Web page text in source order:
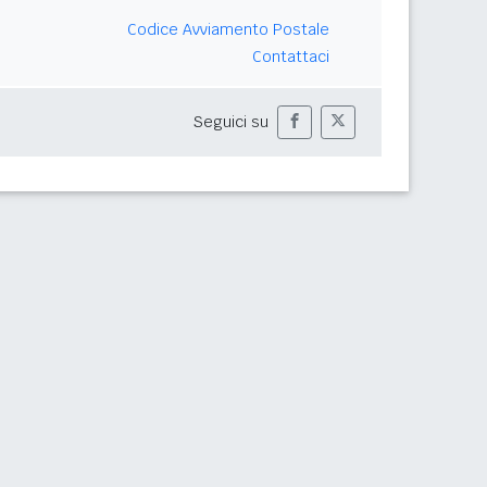
Codice Avviamento Postale
Contattaci
Seguici su